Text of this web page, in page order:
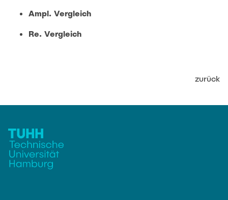
Ampl. Vergleich
Re. Vergleich
zurück